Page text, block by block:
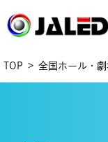
TOP 全国ホール・